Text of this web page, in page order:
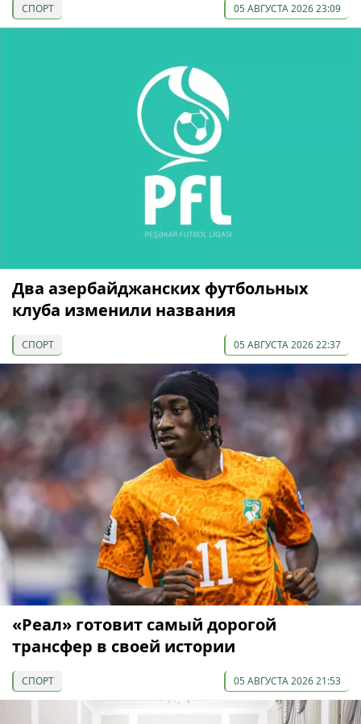
СПОРТ 05 АВГУСТА 2026 23:09
Два азербайджанских футбольных
клуба изменили названия
СПОРТ 05 АВГУСТА 2026 22:37
«Реал» готовит самый дорогой
трансфер в своей истории
СПОРТ 05 АВГУСТА 2026 21:53